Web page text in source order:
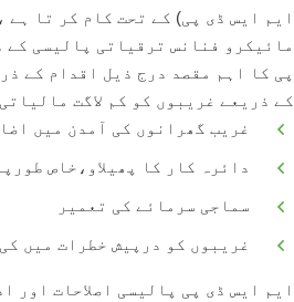
ایم ایس ڈی پی) کے تحت کام کر تا
مائیکرو فنانس ترقیاتی پالیسی
پی کا اہم مقصد درج ذیل اقدام کے
کے ذریعے غریبوں کو کم لاگت
غریب گھرانوں کی آمدن میں
دائرہ کار کا پھیلاو،خاص
سماجی سرمائے کی تعمیر
غریبوں کو درپیش خطرات میں کی
ایم ایس ڈی پی پالیسی اصلاحات اور